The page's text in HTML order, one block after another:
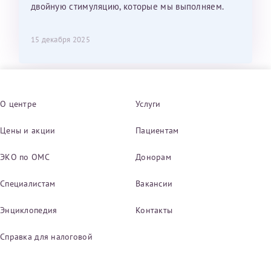
двойную стимуляцию, которые мы выполняем.
15 декабря 2025
О центре Услуги
Цены и акции Пациентам
ЭКО по ОМС Донорам
Специалистам Вакансии
Энциклопедия Контакты
Справка для налоговой